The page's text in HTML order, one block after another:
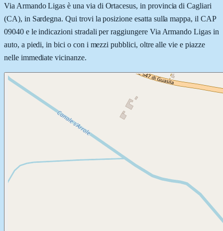
Via Armando Ligas è una via di Ortacesus, in provincia di Cagliari
(CA), in Sardegna. Qui trovi la posizione esatta sulla mappa, il CAP
09040 e le indicazioni stradali per raggiungere Via Armando Ligas in
auto, a piedi, in bici o con i mezzi pubblici, oltre alle vie e piazze
nelle immediate vicinanze.